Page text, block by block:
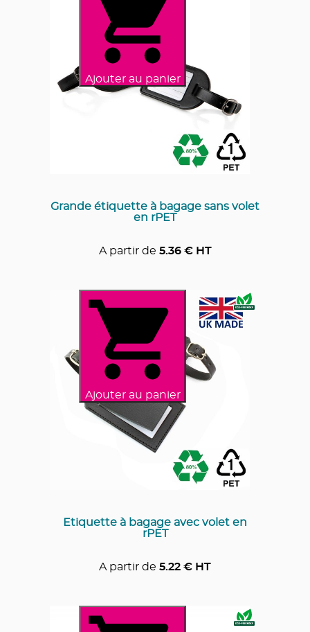
Ajouter au panier
Grande étiquette à bagage sans volet
en rPET
A partir de 5.36€ HT
Ajouter au panier
Etiquette à bagage avec volet en
rPET
A partir de 5.22 € HT